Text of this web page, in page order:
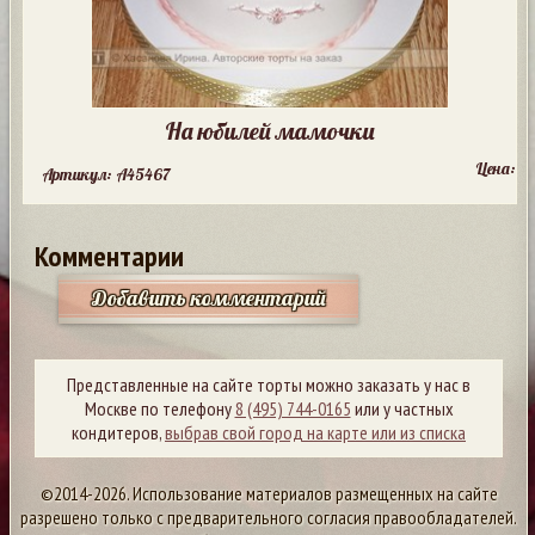
На юбилей мамочки
Артикул: A45467 Цена:
Комментарии
Добавить комментарий
Представленные на сайте торты можно заказать у нас в
Москве по телефону8 (495) 744-0165 или у частных
кондитеров,выбрав свой город на карте или из списка
©2014-2026. Использование материалов размещенных на сайте
разрешено только с предварительного согласия правообладателей.